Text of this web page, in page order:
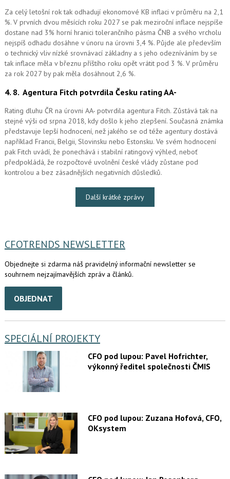
Za celý letošní rok tak odhadují ekonomové KB inflaci v průměru na 2,1
%. V prvních dvou měsících roku 2027 se pak meziroční inflace nejspíše
dostane nad 3% horní hranici tolerančního pásma ČNB a svého vrcholu
nejspíš odhadu dosáhne v únoru na úrovni 3,4 %. Půjde ale především
o technický vliv nízké srovnávací základny a s jeho odezníváním by se
tak inflace měla v březnu příštího roku opět vrátit pod 3 %. V průměru
za rok 2027 by pak měla dosáhnout 2,6 %.
4. 8. Agentura Fitch potvrdila Česku rating AA-
Rating dluhu ČR na úrovni AA- potvrdila agentura Fitch. Zůstává tak na
stejné výši od srpna 2018, kdy došlo k jeho zlepšení. Současná známka
představuje lepší hodnocení, než jakého se od téže agentury dostává
například Francii, Belgii, Slovinsku nebo Estonsku. Ve svém hodnocení
pak Fitch uvádí, že ponechává i stabilní ratingový výhled, neboť
předpokládá, že rozpočtové uvolnění české vlády zůstane pod
kontrolou a bez zásadnějších negativních důsledků.
Další krátké zprávy
CFOTRENDS NEWSLETTER
Objednejte si zdarma náš pravidelný informační newsletter se
souhrnem nejzajímavějších zpráv a článků.
OBJEDNAT
SPECIÁLNÍ PROJEKTY
CFO pod lupou: Pavel Hofrichter,
výkonný ředitel společnosti ČMIS
CFO pod lupou: Zuzana Hofová, CFO,
OKsystem